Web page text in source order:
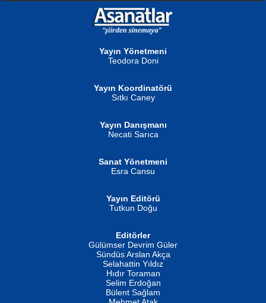
NURAN KÖSE BAYDAR
İSMAİL OKUTAN
Erkeklerin Kahrolması Ne Demektir
Ben Deniz Değilim ki...
Evvel Zaman Tanrıçası...
Yayın Yönetmeni
Teodora Doni
Yayın Koordinatörü
Sıtkı Caney
Yayın Danışmanı
Necati Sarıca
Sanat Yönetmeni
Esra Cansu
Yayın Editörü
Tutkun Doğu
Editörler
Gülümser Devrim Güler
Sündüs Arslan Akça
Selahattin Yıldız
Hıdır Toraman
Selim Erdoğan
Bülent Sağlam